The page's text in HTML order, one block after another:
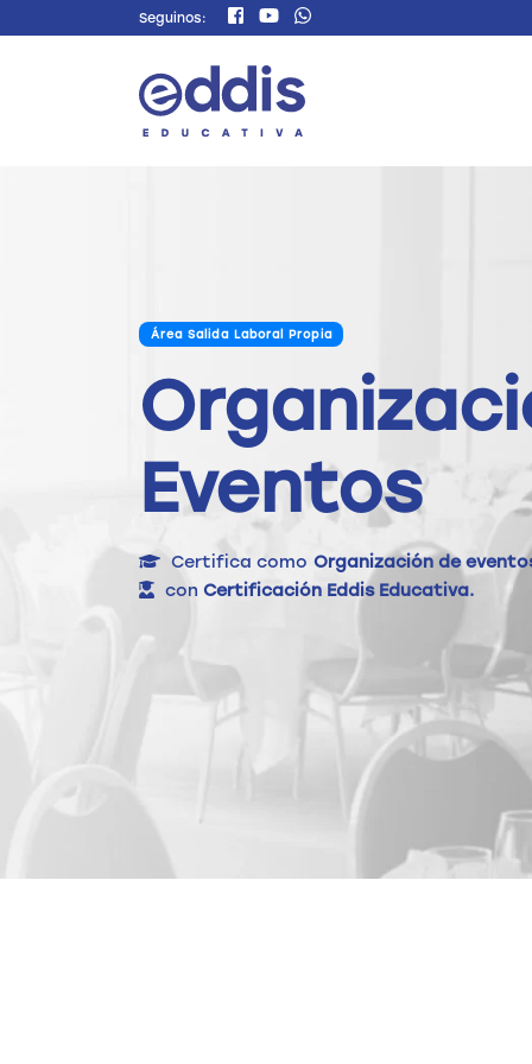
Seguinos:
Área Salida Laboral Propia
Eventos
Certifica como Organización de
con Certificación Eddis Educativa.